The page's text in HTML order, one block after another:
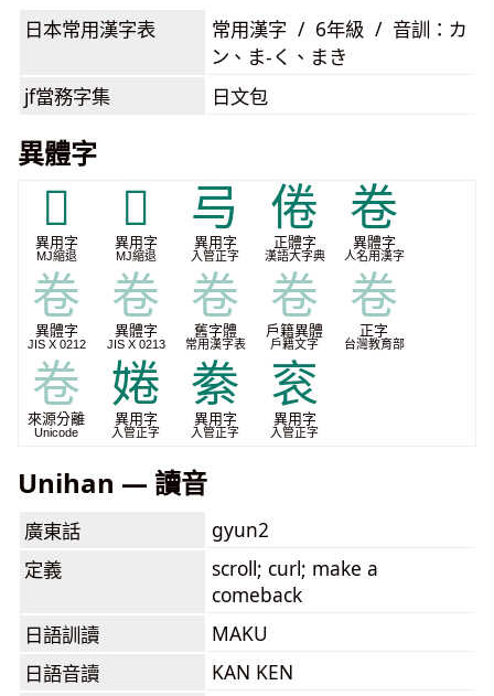
日本常用漢字表
常用漢字 / 6年級 / 音訓：カ
ン、ま-く、まき
jf當務字集 日文包
異體字
𭅑
異用字
MJ縮退
𭑊
異用字
MJ縮退
㢧
異用字
入管正字
倦
正體字
漢語大字典
卷
異體字
人名用漢字
卷
異體字
JIS X 0212
卷
異體字
JIS X 0213
卷
舊字體
常用漢字表
卷
戶籍異體
戶籍文字
卷
正字
台灣教育部
卷
來源分離
Unicode
婘
異用字
入管正字
絭
異用字
入管正字
衮
異用字
入管正字
Unihan — 讀音
廣東話
gyun2
定義
scroll; curl; make a
comeback
日語訓讀
MAKU
日語音讀
KAN KEN